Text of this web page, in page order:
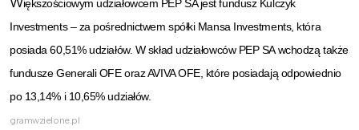
iększościowym udziałowcem PEP SA jest fundusz Kulczyk
Investments – za pośrednictwem spółki Mansa Investments, która
posiada 60,51% udziałów. W skład udziałowców PEP SA wchodzą także
fundusze Generali OFE oraz AVIVA OFE, które posiadają odpowiednio
po 13,14% i 10,65% udziałów.
gramwzielone.pl